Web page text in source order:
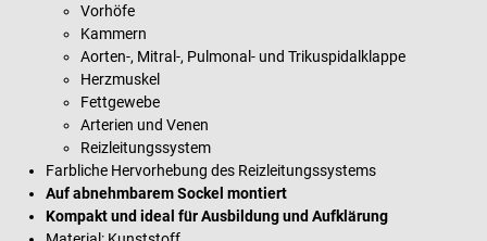
Vorhöfe
Kammern
Aorten-, Mitral-, Pulmonal- und Trikuspidalklappe
Herzmuskel
Fettgewebe
Arterien und Venen
Reizleitungssystem
Farbliche Hervorhebung des Reizleitungssystems
Auf abnehmbarem Sockel montiert
Kompakt und ideal für Ausbildung und Aufklärung